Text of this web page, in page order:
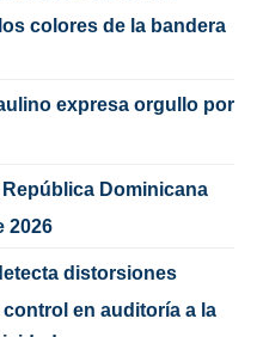
colores de la bandera
expresa orgullo por
Dominicana
2026
distorsiones
en auditoría a la